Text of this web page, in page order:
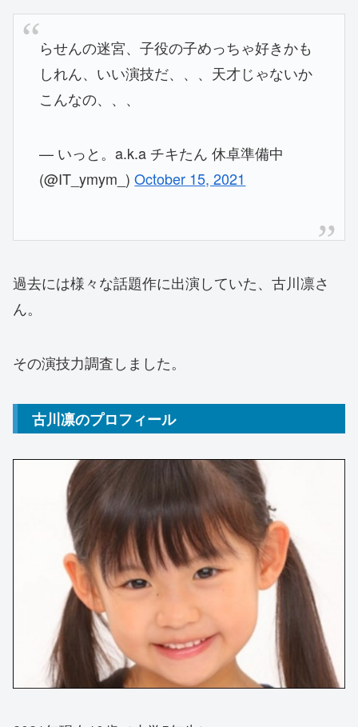
らせんの迷宮、子役の子めっちゃ好きかも
しれん、いい演技だ、、、天才じゃないか
こんなの、、、
— いっと。a.k.a チキたん 休卓準備中
(@IT_ymym_)October 15, 2021
過去には様々な話題作に出演していた、古川凛さ
ん。
その演技力調査しました。
古川凛のプロフィール